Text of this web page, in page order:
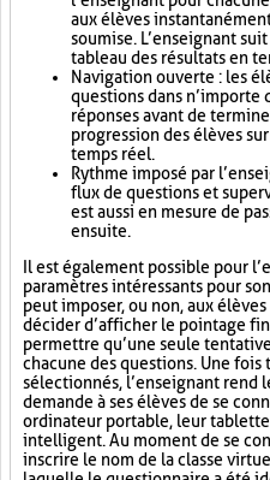
aux élèves
soumise. L’enseignant
tableau des résultats en
Navigation ouverte : les
questions dans
réponses avant de
progression des élèves
temps réel.
Rythme imposé par
flux de questions et
est aussi en mesure de
ensuite.
Il est également possible pour
paramètres intéressants pour
peut imposer, ou non, aux
décider d’afficher le pointage
permettre qu’une seule
chacune des questions. Une fois
sélectionnés, l’enseignant
demande à ses élèves de se
ordinateur portable, leur
intelligent. Au moment de se
inscrire le nom de la classe